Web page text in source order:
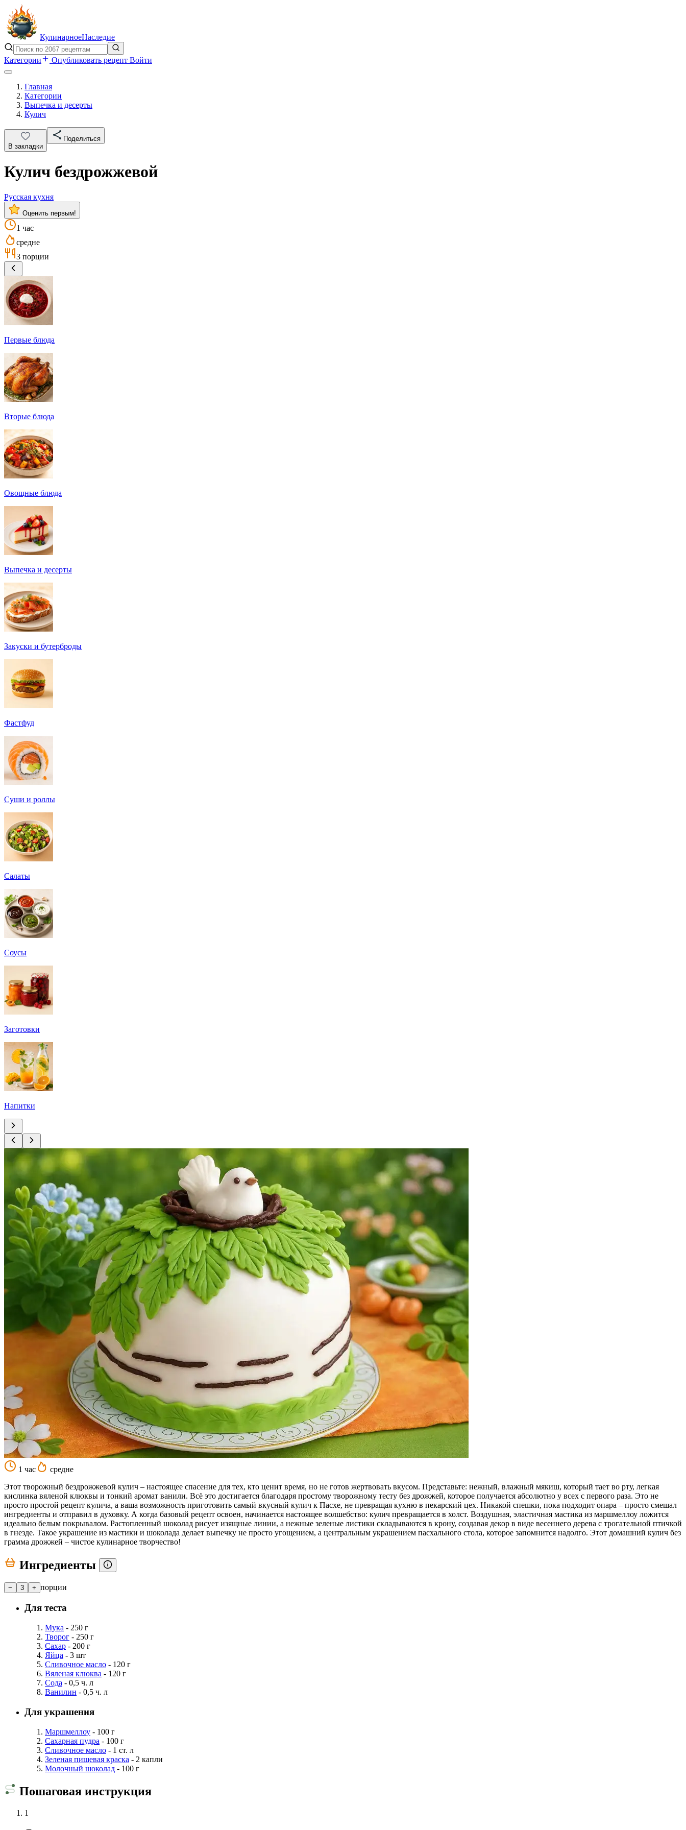
КулинарноеНаследие
Категории Опубликовать рецепт Войти
Главная
Категории
Выпечка и десерты
Кулич
В закладки
Поделиться
Кулич бездрожжевой
Русская кухня
Оценить первым!
1 час
средне
3 порции
Первые блюда
Вторые блюда
Овощные блюда
Выпечка и десерты
Закуски и бутерброды
Фастфуд
Суши и роллы
Салаты
Соусы
Заготовки
Напитки
1 час
средне
Этот творожный бездрожжевой кулич – настоящее спасение для тех, кто ценит время, но не готов жертвовать вкусом. Представьте: нежный, влажный мякиш, который тает во рту, легкая
кислинка вяленой клюквы и тонкий аромат ванили. Всё это достигается благодаря простому творожному тесту без дрожжей, которое получается абсолютно у всех с первого раза. Это не
просто простой рецепт кулича, а ваша возможность приготовить самый вкусный кулич к Пасхе, не превращая кухню в пекарский цех. Никакой спешки, пока подходит опара – просто смешал
ингредиенты и отправил в духовку. А когда базовый рецепт освоен, начинается настоящее волшебство: кулич превращается в холст. Воздушная, эластичная мастика из маршмеллоу ложится
идеально белым покрывалом. Растопленный шоколад рисует изящные линии, а нежные зеленые листики складываются в крону, создавая декор в виде весеннего дерева с трогательной птичкой
в гнезде. Такое украшение из мастики и шоколада делает выпечку не просто угощением, а центральным украшением пасхального стола, которое запомнится надолго. Этот домашний кулич без
грамма дрожжей – чистое кулинарное творчество!
Ингредиенты
− 3 + порции
Для теста
Мука - 250 г
Творог - 250 г
Сахар - 200 г
Яйца - 3 шт
Сливочное масло - 120 г
Вяленая клюква - 120 г
Сода - 0,5 ч. л
Ванилин - 0,5 ч. л
Для украшения
Маршмеллоу - 100 г
Сахарная пудра - 100 г
Сливочное масло - 1 ст. л
Зеленая пищевая краска - 2 капли
Молочный шоколад - 100 г
Пошаговая инструкция
1